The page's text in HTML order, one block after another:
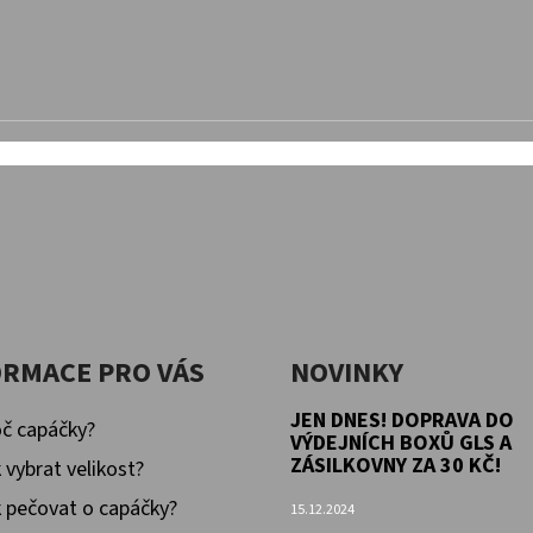
PRO VÁS
capáčky?
vybrat velikost?
pečovat o capáčky?
NOVINKY
JEN DNES! DOPRAVA DO
VÝDEJNÍCH BOXŮ GLS A
ZÁSILKOVNY ZA 30 KČ!
15.12.2024